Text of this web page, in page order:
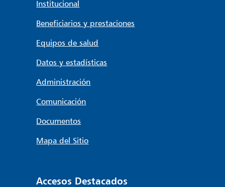
Institucional
Beneficiarios y prestaciones
Equipos de salud
Datos y estadísticas
Administración
Comunicación
Documentos
Mapa del Sitio
Accesos Destacados